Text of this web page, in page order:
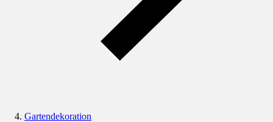
Gartendekoration